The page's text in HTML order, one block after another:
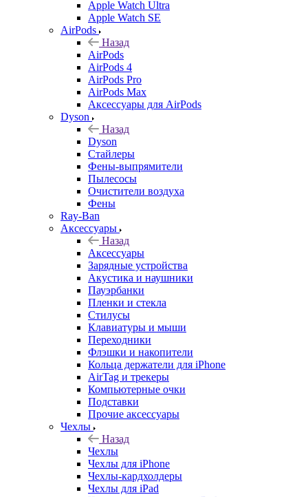
Apple Watch Ultra
Apple Watch SE
AirPods
Назад
AirPods
AirPods 4
AirPods Pro
AirPods Max
Аксессуары для AirPods
Dyson
Назад
Dyson
Стайлеры
Фены-выпрямители
Пылесосы
Очистители воздуха
Фены
Ray-Ban
Аксессуары
Назад
Аксессуары
Зарядные устройства
Акустика и наушники
Пауэрбанки
Пленки и стекла
Стилусы
Клавиатуры и мыши
Переходники
Флэшки и накопители
Кольца держатели для iPhone
AirTag и трекеры
Компьютерные очки
Подставки
Прочие аксессуары
Чехлы
Назад
Чехлы
Чехлы для iPhone
Чехлы-кардхолдеры
Чехлы для iPad